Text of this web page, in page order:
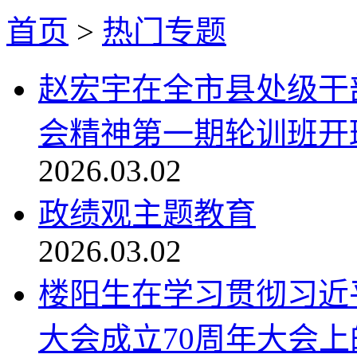
首页 > 热门专题
赵宏宇在全市县处级
会精神第一期轮训班
2026.03.02
政绩观主题教育
2026.03.02
楼阳生在学习贯彻习
大会成立70周年大会